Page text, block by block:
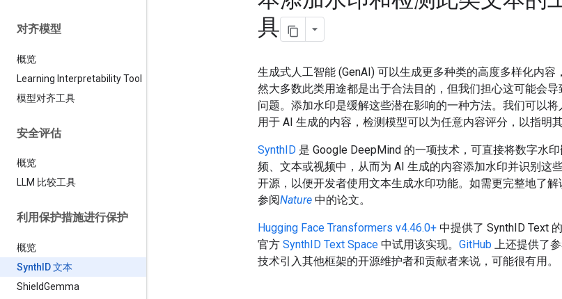
对齐模型
概览
Learning Interpretability Tool
模型对齐工具
安全评估
概览
LLM 比较工具
利用保护措施进行保护
概览
SynthID 文本
ShieldGemma
具
生成式人工智能 (GenAI) 可以生成更多种类的高度多样化内容
然大多数此类用途都是出于合法目的，但我们担心这可能会
问题。添加水印是缓解这些潜在影响的一种方法。我们可以
用于 AI 生成的内容，检测模型可以为任意内容评分，以指明
SynthID 是 Google DeepMind 的一项技术，可直接将数字水
频、文本或视频中，从而为 AI 生成的内容添加水印并识别这
开源，以便开发者使用文本生成水印功能。如需更完整地了
参阅Nature 中的论文。
Hugging Face Transformers v4.46.0+ 中提供了 SynthID Text
官方 SynthID Text Space 中试用该实现。 GitHub 上还提供了
技术引入其他框架的开源维护者和贡献者来说，可能很有用。